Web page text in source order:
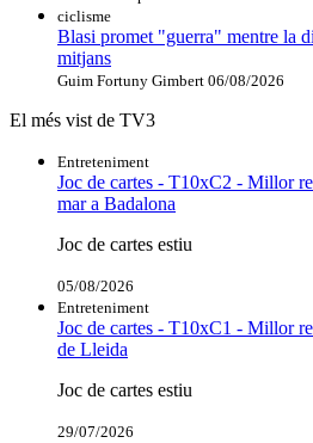
ciclisme
Blasi promet "guerra" mentre la
mitjans
Guim Fortuny Gimbert 06/08/2026
El més vist de TV3
Entreteniment
Joc de cartes - T10xC2 - Millor
mar a Badalona
Joc de cartes estiu
05/08/2026
Entreteniment
Joc de cartes - T10xC1 - Millor
de Lleida
Joc de cartes estiu
29/07/2026